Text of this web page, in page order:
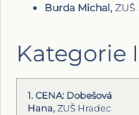
Burda Michal, ZUŠ
Kategorie
1. CENA: Dobešová
Hana, ZUŠ Hradec